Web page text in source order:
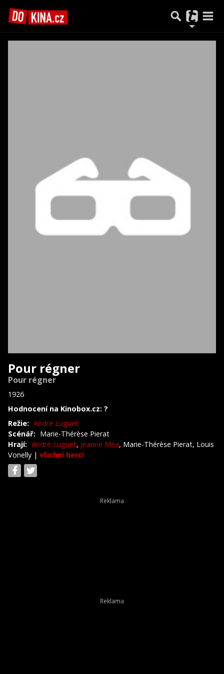
Pour régner
Pour régner
1926
Hodnocení na Kinobox.cz: ?
Režie: André Luguet
Scénář: Marie-Thérèse Pierat
Hrají: André Luguet, Jeanne Méa, Marie-Thérèse Pierat, Louis
Vonelly | všichni herci